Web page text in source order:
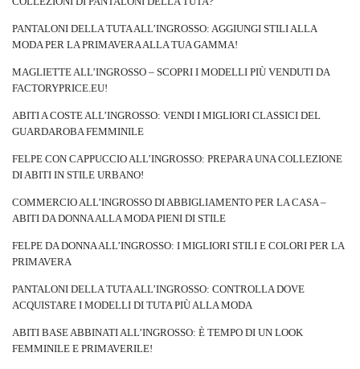
PANTALONI DELLA TUTA ALL’INGROSSO: AGGIUNGI STILI ALLA
MODA PER LA PRIMAVERA ALLA TUA GAMMA!
MAGLIETTE ALL’INGROSSO – SCOPRI I MODELLI PIÙ VENDUTI DA
FACTORYPRICE.EU!
ABITI A COSTE ALL’INGROSSO: VENDI I MIGLIORI CLASSICI DEL
GUARDAROBA FEMMINILE
FELPE CON CAPPUCCIO ALL’INGROSSO: PREPARA UNA COLLEZIONE
DI ABITI IN STILE URBANO!
COMMERCIO ALL’INGROSSO DI ABBIGLIAMENTO PER LA CASA –
ABITI DA DONNA ALLA MODA PIENI DI STILE
FELPE DA DONNA ALL’INGROSSO: I MIGLIORI STILI E COLORI PER LA
PRIMAVERA
PANTALONI DELLA TUTA ALL’INGROSSO: CONTROLLA DOVE
ACQUISTARE I MODELLI DI TUTA PIÙ ALLA MODA
ABITI BASE ABBINATI ALL’INGROSSO: È TEMPO DI UN LOOK
FEMMINILE E PRIMAVERILE!